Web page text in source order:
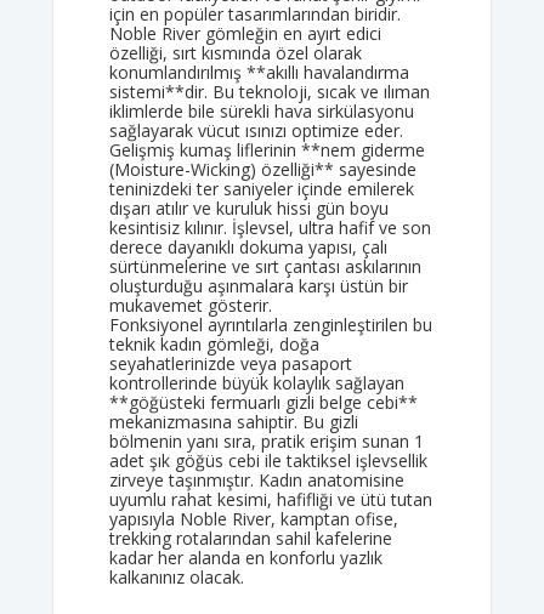
için en popüler tasarımlarından biridir.
Noble River gömleğin en ayırt edici
özelliği, sırt kısmında özel olarak
konumlandırılmış **akıllı havalandırma
sistemi**dir. Bu teknoloji, sıcak ve ılıman
iklimlerde bile sürekli hava sirkülasyonu
sağlayarak vücut ısınızı optimize eder.
Gelişmiş kumaş liflerinin **nem giderme
(Moisture-Wicking) özelliği** sayesinde
teninizdeki ter saniyeler içinde emilerek
dışarı atılır ve kuruluk hissi gün boyu
kesintisiz kılınır. İşlevsel, ultra hafif ve son
derece dayanıklı dokuma yapısı, çalı
sürtünmelerine ve sırt çantası askılarının
oluşturduğu aşınmalara karşı üstün bir
mukavemet gösterir.
Fonksiyonel ayrıntılarla zenginleştirilen bu
teknik kadın gömleği, doğa
seyahatlerinizde veya pasaport
kontrollerinde büyük kolaylık sağlayan
**göğüsteki fermuarlı gizli belge cebi**
mekanizmasına sahiptir. Bu gizli
bölmenin yanı sıra, pratik erişim sunan 1
adet şık göğüs cebi ile taktiksel işlevsellik
zirveye taşınmıştır. Kadın anatomisine
uyumlu rahat kesimi, hafifliği ve ütü tutan
yapısıyla Noble River, kamptan ofise,
trekking rotalarından sahil kafelerine
kadar her alanda en konforlu yazlık
kalkanınız olacak.